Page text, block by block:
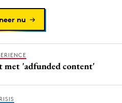
nu
'adfunded content'